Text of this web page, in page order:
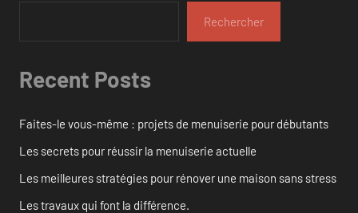
Rechercher
Recent Posts
Faites-le vous-même : projets de menuiserie pour débutants
Les secrets pour réussir la menuiserie actuelle
Les meilleures stratégies pour rénover une maison sans stress
Les travaux qui font la différence.